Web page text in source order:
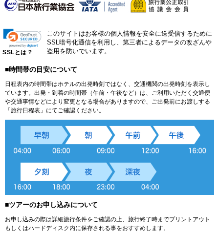
SSLとは？
このサイトはお客様の個人情報を安全に送受信するために
SSL暗号化通信を利用し、第三者によるデータの改ざんや
盗用を防いでいます。
■時間帯の目安について
日程表内の時間帯はホテルの出発時刻ではなく、交通機関の出発時刻を表示し
ています。出発・到着の時間帯（午前・午後など）は、ご利用いただく交通便
や交通事情などにより変更となる場合がありますので、ご出発前にお渡しする
「旅行日程表」にてご確認ください。
■ツアーのお申し込みについて
お申し込みの際は詳細旅行条件をご確認の上、旅行終了時までプリントアウト
もしくはハードディスク内に保存される事をおすすめします。